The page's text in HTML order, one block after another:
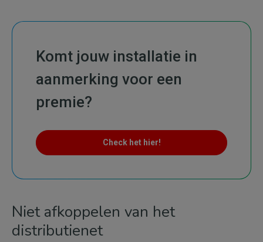
Komt jouw installatie in
aanmerking voor een
premie?
Check het hier!
Niet afkoppelen van het
distributienet